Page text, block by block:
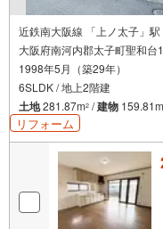
近鉄南大阪線 「上ノ太子」
大阪府南河内郡太子町聖和台
1998年5月（築29年）
6SLDK / 地上2階建
土地281.87m2 /建物 159.81m
リフォーム